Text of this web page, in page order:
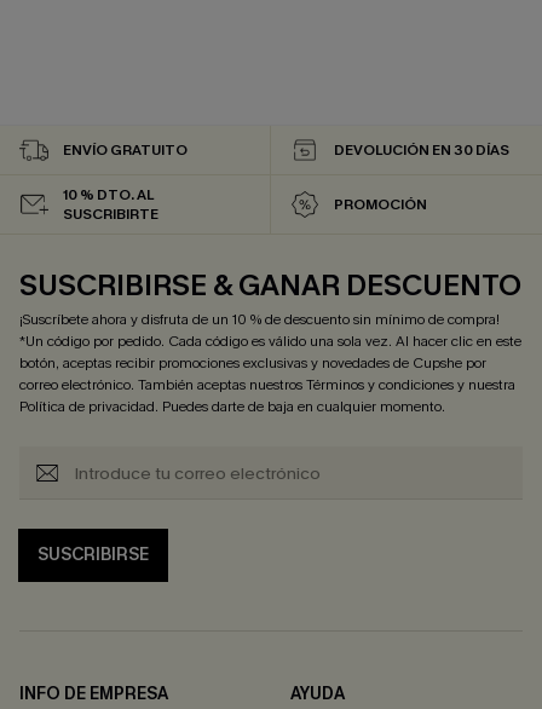
ENVÍO GRATUITO DEVOLUCIÓN EN 30 DÍAS
10 % DTO. AL
SUSCRIBIRTE
PROMOCIÓN
SUSCRIBIRSE & GANAR DESCUENTO
¡Suscríbete ahora y disfruta de un 10 % de descuento sin mínimo de compra!
*Un código por pedido. Cada código es válido una sola vez. Al hacer clic en este
botón, aceptas recibir promociones exclusivas y novedades de Cupshe por
correo electrónico. También aceptas nuestrosTérminos y condicionesy nuestra
Política de privacidad. Puedes darte de baja en cualquier momento.
SUSCRIBIRSE
INFO DE EMPRESA
AYUDA